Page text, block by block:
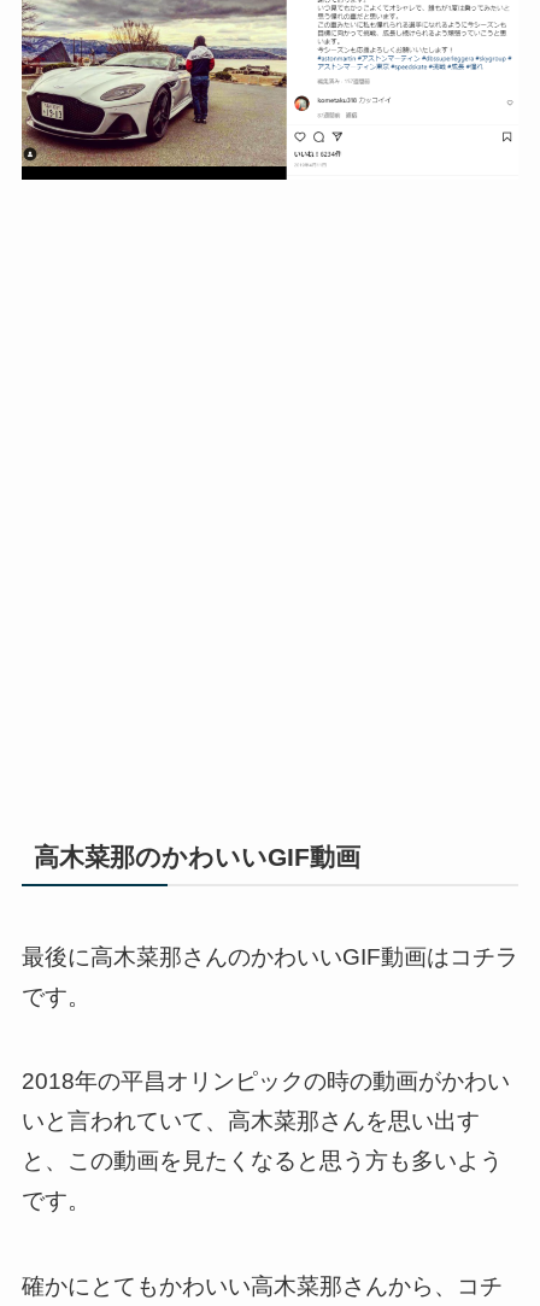
高木菜那のかわいいGIF動画
最後に高木菜那さんのかわいいGIF動画はコチラ
です。
2018年の平昌オリンピックの時の動画がかわい
いと言われていて、高木菜那さんを思い出す
と、この動画を見たくなると思う方も多いよう
です。
確かにとてもかわいい高木菜那さんから、コチ